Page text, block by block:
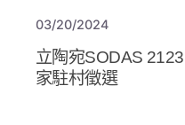
03/20/2024
立陶宛SODAS
家駐村徵選